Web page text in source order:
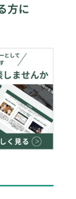
方に